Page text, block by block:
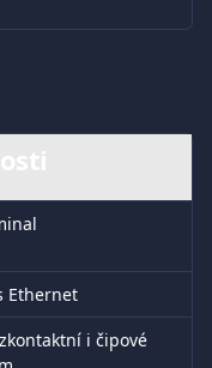
Ethernet
i čipové